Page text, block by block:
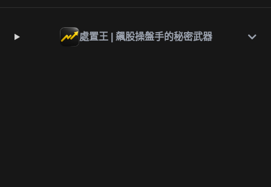
處置王 | 飆股操盤手的秘密武器